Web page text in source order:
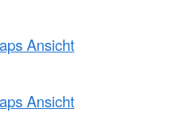
Ansicht
Ansicht